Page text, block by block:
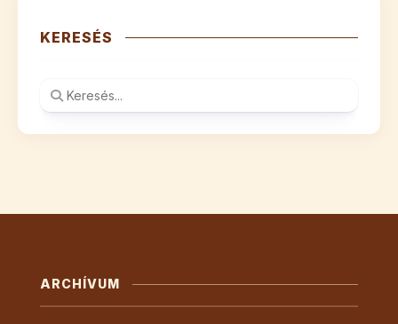
KERESÉS
ARCHÍVUM